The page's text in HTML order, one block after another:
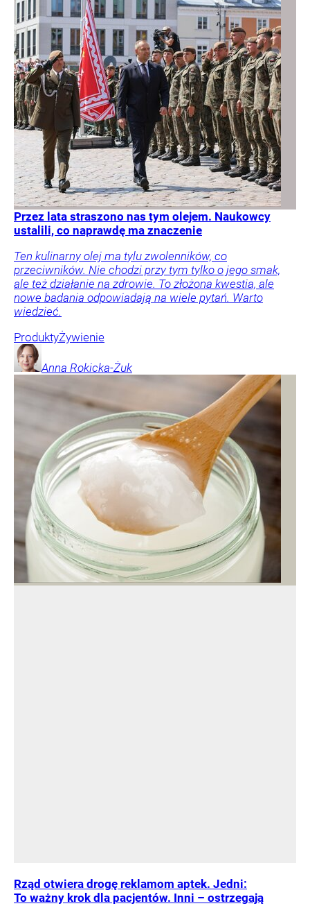
Przez lata straszono nas tym olejem. Naukowcy
ustalili, co naprawdę ma znaczenie
Ten kulinarny olej ma tylu zwolenników, co
przeciwników. Nie chodzi przy tym tylko o jego smak,
ale też działanie na zdrowie. To złożona kwestia, ale
nowe badania odpowiadają na wiele pytań. Warto
wiedzieć.
ProduktyŻywienie
Anna Rokicka-Żuk
Rząd otwiera drogę reklamom aptek. Jedni:
To ważny krok dla pacjentów. Inni – ostrzegają